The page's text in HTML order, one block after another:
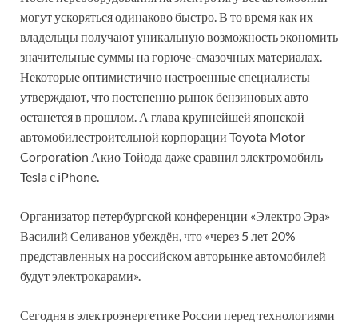
могут ускоряться одинаково быстро. В то время как их
владельцы получают уникальную возможность экономить
значительные суммы на горюче-смазочных материалах.
Некоторые оптимистично настроенные специалисты
утверждают, что постепенно рынок бензиновых авто
останется в прошлом. А глава крупнейшей японской
автомобилестроительной корпорации Toyota Motor
Corporation Акио Тойода даже сравнил электромобиль
Tesla с iPhone.
Организатор петербургской конференции «Электро Эра»
Василий Селиванов убеждён, что «через 5 лет 20%
представленных на российском авторынке автомобилей
будут электрокарами».
Сегодня в электроэнергетике России перед технологиями